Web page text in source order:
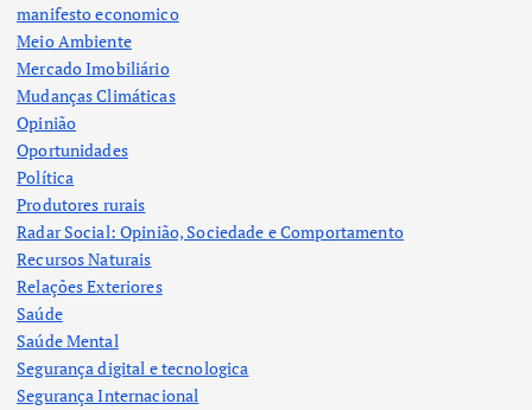
manifesto economico
Meio Ambiente
Mercado Imobiliário
Mudanças Climáticas
Opinião
Oportunidades
Política
Produtores rurais
Radar Social: Opinião, Sociedade e Comportamento
Recursos Naturais
Relações Exteriores
Saúde
Saúde Mental
Segurança digital e tecnologica
Segurança Internacional